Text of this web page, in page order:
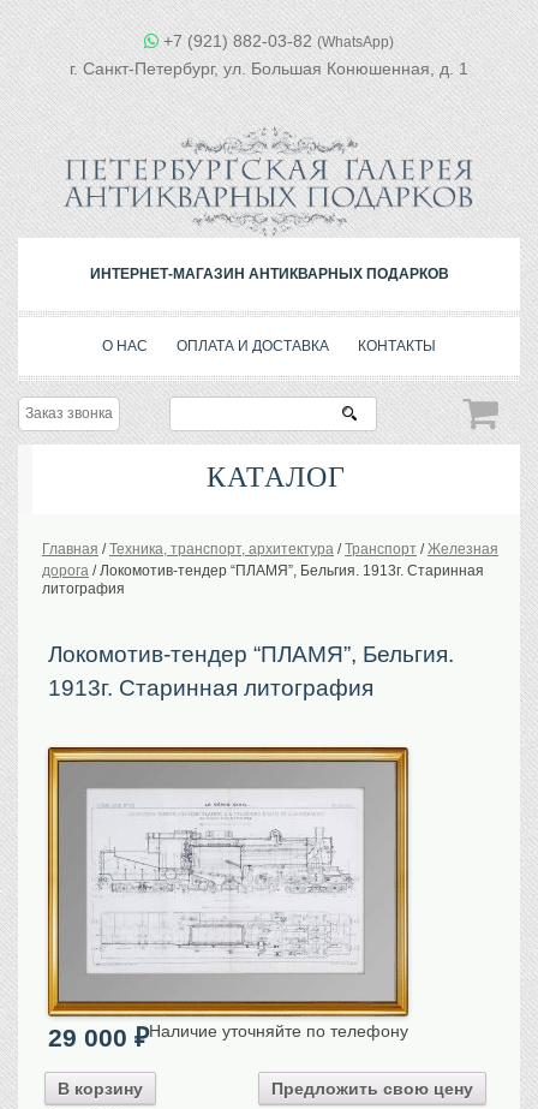
+7 (921) 882-03-82 (WhatsApp)
г. Санкт-Петербург, ул. Большая Конюшенная, д. 1
ИНТЕРНЕТ-МАГАЗИН АНТИКВАРНЫХ ПОДАРКОВ
О НАС ОПЛАТА И ДОСТАВКА КОНТАКТЫ
Заказ звонка
КАТАЛОГ
История Российской империи. Обычаи
Портреты царской семьи
Москва
Российская империя
Старинные карты
Российская империя
Европа
Мир
Исторические карты
Виды городов
Москва
Санкт-Петербург
Главная /Техника, транспорт, архитектура /Транспорт /Железная
дорога /Локомотив-тендер “ПЛАМЯ”, Бельгия. 1913г. Старинная
литография
Локомотив-тендер “ПЛАМЯ”, Бельгия.
1913г. Старинная литография
29 000 ₽
В корзину Предложить свою цену
Наличие уточняйте по телефону